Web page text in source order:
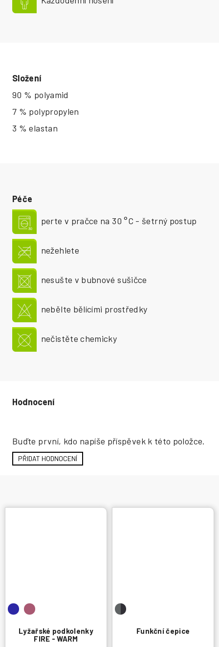
Lyžařské podkolenky
FIRE - WARM
Funkční čepice
Buďte první, kdo napíše příspěvek k této položce.
PŘIDAT HODNOCENÍ
Péče
perte v pračce na 30 °C - šetrný postup
nežehlete
nesušte v bubnové sušičce
nebělte bělícími prostředky
nečistěte chemicky
Složení
90 % polyamid
7 % polypropylen
3 % elastan